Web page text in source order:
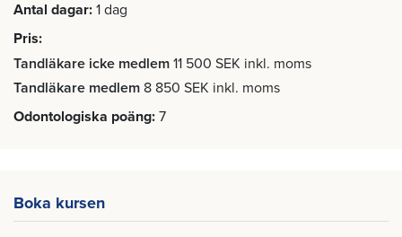
Antal dagar 1 dag
Pris
Tandläkare icke medlem 11 500 SEK inkl. moms
Tandläkare medlem 8 850 SEK inkl. moms
Odontologiska poäng 7
Boka kursen